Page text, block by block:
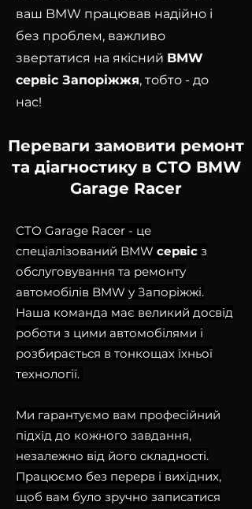
ваш BMW працював надійно і
без проблем, важливо
звертатися на якісний BMW
сервіс Запоріжжя, тобто - до
нас!
Переваги замовити ремонт
та діагностику в СТО BMW
Garage Racer
СТО Garage Racer - це
спеціалізований BMW сервіс з
обслуговування та ремонту
автомобілів BMW у Запоріжжі.
Наша команда має великий досвід
роботи з цими автомобілями і
розбирається в тонкощах їхньої
технології.
Ми гарантуємо вам професійний
підхід до кожного завдання,
незалежно від його складності.
Працюємо без перерв і вихідних,
щоб вам було зручно записатися